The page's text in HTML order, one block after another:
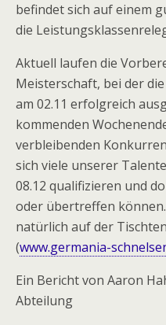
befindet sich auf einem
die
Aktuell laufen die
Meisterschaft, bei der
am 02.11 erfolgreich
kommenden
verbleibenden
sich viele unserer
08.12 qualifizieren und
oder übertreffen
natürlich auf der
(www.germania-
Ein Bericht von Aaron
Abteilung